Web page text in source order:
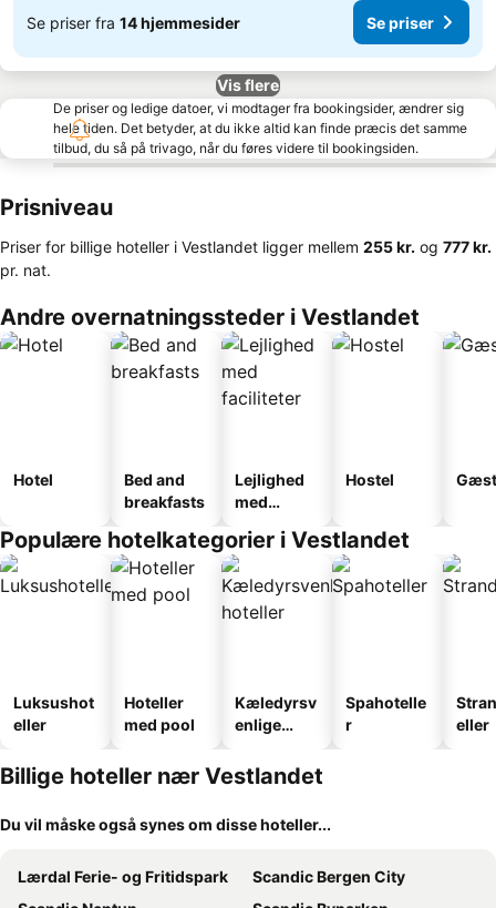
Se priser fra 14 hjemmesider Se priser
Vis flere
De priser og ledige datoer, vi modtager fra bookingsider, ændrer sig
hele tiden. Det betyder, at du ikke altid kan finde præcis det samme
tilbud, du så på trivago, når du føres videre til bookingsiden.
Prisniveau
Priser for billige hoteller i Vestlandet ligger mellem ‎255 kr. og ‎777 kr.
pr. nat.
Andre overnatningssteder i Vestlandet
Hotel
Bed and
breakfasts
Lejlighed
med
Hostel
Populære hotelkategorier i Vestlandet
Luksushot
eller
Hoteller
med pool
Kæledyrsv
enlige
Spahotelle
r
eller
Billige hoteller nær Vestlandet
Du vil måske også synes om disse hoteller...
Lærdal Ferie- og Fritidspark
Scandic Bergen City